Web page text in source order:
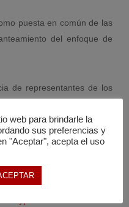
puesta en común de las
del enfoque de
de representantes de los
www.us.es
Investigación Centro
y la Piedra –
web para brindarle la
sus preferencias y
"Aceptar", acepta el uso